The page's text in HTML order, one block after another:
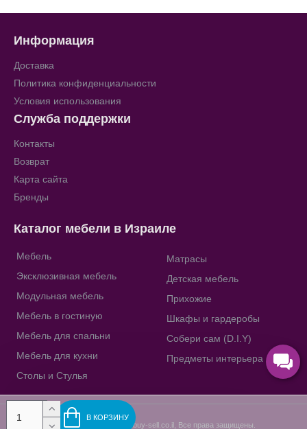
В КОРЗИНУ
Информация
Доставка
Политика конфиденциальности
Условия использования
Служба поддержки
Контакты
Возврат
Карта сайта
Бренды
Каталог мебели в Израиле
Мебель
Эксклюзивная мебель
Модульная мебель
Мебель в гостиную
Мебель для спальни
Мебель для кухни
Столы и Стулья
Матрасы
Детская мебель
Прихожие
Шкафы и гардеробы
Собери сам (D.I.Y)
Предметы интерьера
Copyright © 2009-2023, buy-sell.co.il, Все права защищены.